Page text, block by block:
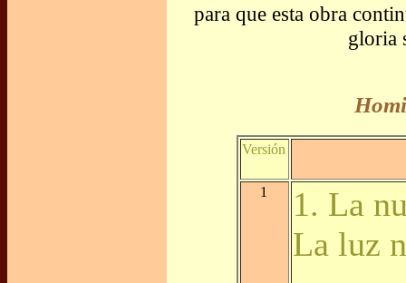
para que esta obra
gloria
Versión
1
1. La
La luz